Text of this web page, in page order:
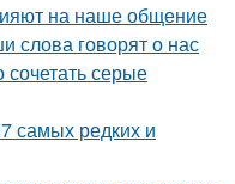
на наше общение
слова говорят о нас
сочетать серые
самых редких и